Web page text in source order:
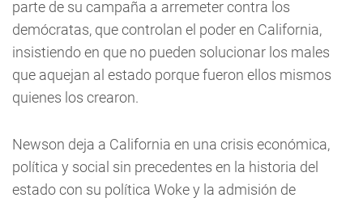
parte de su campaña a arremeter contra los
demócratas, que controlan el poder en California,
insistiendo en que no pueden solucionar los males
que aquejan al estado porque fueron ellos mismos
quienes los crearon.
Newson deja a California en una crisis económica,
política y social sin precedentes en la historia del
estado con su política Woke y la admisión de